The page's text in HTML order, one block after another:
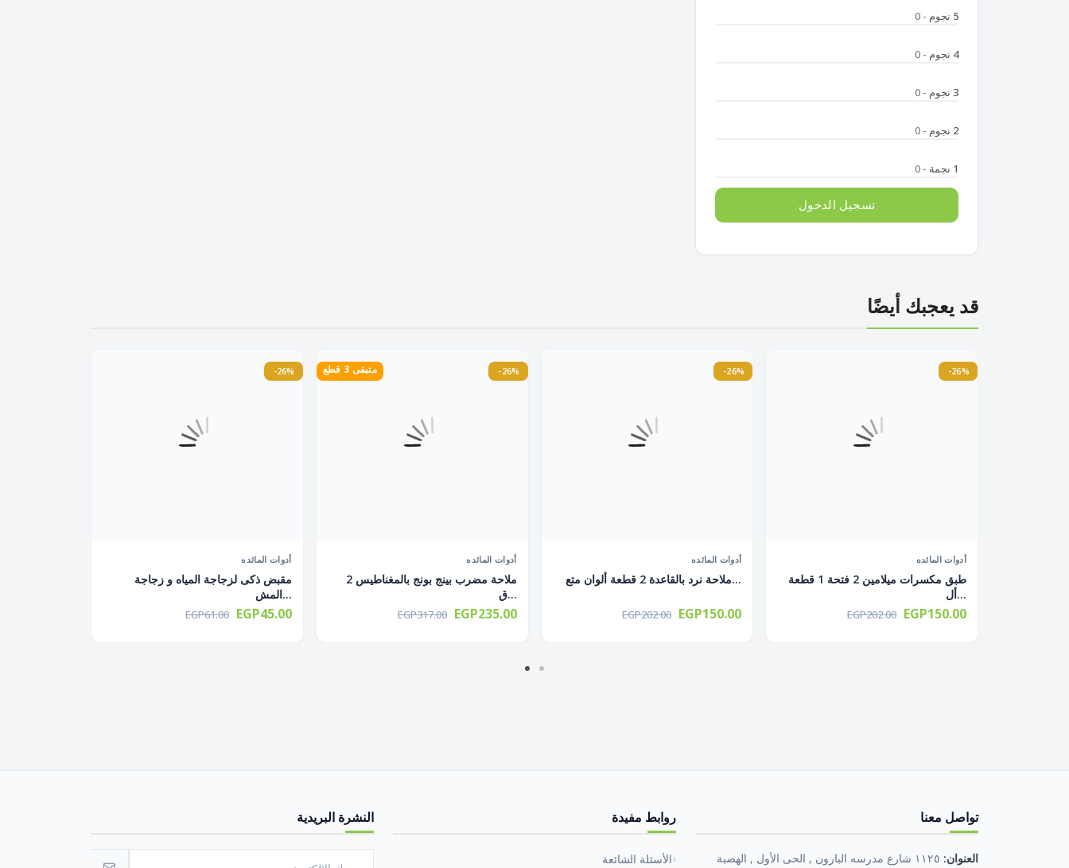
5 نجوم - 0
4 نجوم - 0
3 نجوم - 0
2 نجوم - 0
1 نجمة - 0
تسجيل الدخول
قد يعجبك أيضًا
-26%
أدوات المائده
مقبض ذكى لزجاجة المياه و زجاجة
المش...
EGP61.00 EGP45.00
-26% متبقى 3 قطع
أدوات المائده
ملاحة مضرب بينج بونج بالمغناطيس 2
ق...
EGP317.00 EGP235.00
-26%
أدوات المائده
ملاحة نرد بالقاعدة 2 قطعة ألوان متع...
EGP202.00 EGP150.00
-26%
أدوات المائده
طبق مكسرات ميلامين 2 فتحة 1 قطعة
أل...
EGP202.00 EGP150.00
تواصل معنا
العنوان: ١١٢٥ شارع مدرسه البارون , الحى الأول , الهضبة
روابط مفيدة
الأسئلة الشائعة
النشرة البريدية